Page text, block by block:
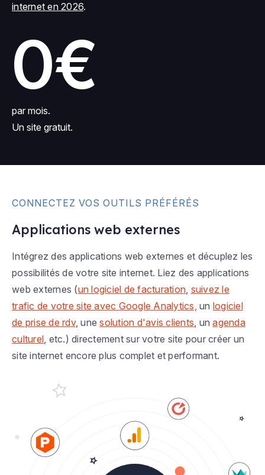
internet en 2026.
0€
par mois.
Un site gratuit.
CONNECTEZ VOS OUTILS PRÉFÉRÉS
Applications web externes
Intégrez des applications web externes et décuplez les
possibilités de votre site internet. Liez des applications
web externes (un logiciel de facturation, suivez le
trafic de votre site avec Google Analytics, un logiciel
de prise de rdv, unesolution d'avis clients, unagenda
culturel, etc.) directement sur votre site pour créer un
site internet encore plus complet et performant.